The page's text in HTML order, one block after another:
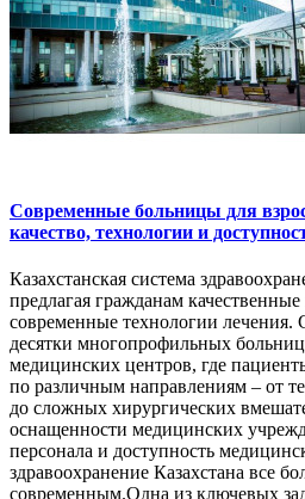
Современные больницы для
качество, технологии и
Казахстанская система
предлагая гражданам
современные технологии лечения.
десятки многопрофильных
медицинских центров, где
по различным направлениям – от
до сложных хирургических
оснащенности медицинских
персонала и доступность
здравоохранение Казахстана все
современным.Одна из ключевых